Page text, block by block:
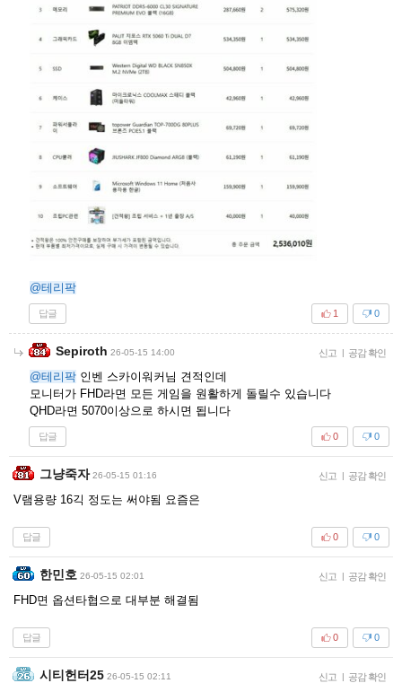
@테리팍
답글 0
1
Sepiroth 26-05-15 14:00 신고 | 공감 확인
@테리팍 인벤 스카이워커님 견적인데
모니터가 FHD라면 모든 게임을 원활하게 돌릴수 있습니다
QHD라면 5070이상으로 하시면 됩니다
답글 0
0
그냥죽자 26-05-15 01:16 신고 | 공감 확인
V램용량 16긱 정도는 써야됨 요즘은
답글 0
0
한민호 26-05-15 02:01 신고 | 공감 확인
FHD면 옵션타협으로 대부분 해결됨
답글 0
0
시티헌터25 26-05-15 02:11 신고 | 공감 확인